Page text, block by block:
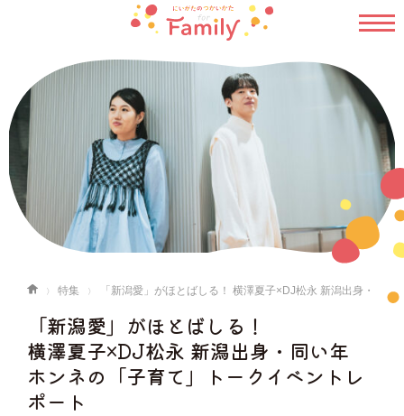
特集
「新潟愛」がほとばしる！ 横澤夏子×DJ松永 新潟出身・
「新潟愛」がほとばしる！
横澤夏子×DJ松永 新潟出身・同い年
ホンネの「子育て」トークイベントレ
ポート